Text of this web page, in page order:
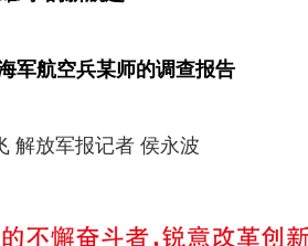
航空兵某师的调查报告
解放军报记者 侯永波